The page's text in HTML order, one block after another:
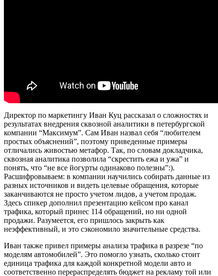
Директор по маркетингу Иван Куц рассказал о сложностях и
результатах внедрения сквозной аналитики в петербургской
компании “Максимум”. Сам Иван назвал себя “любителем
простых объяснений”, поэтому приведенные примеры
отличались живостью метафор. Так, по словам докладчика,
сквозная аналитика позволила “скрестить ежа и ужа” и
понять, что “не все йогурты одинаково полезны”:).
Расшифровываем: в компании научились собирать данные из
разных источников и видеть целевые обращения, которые
заканчиваются не просто учетом лидов, а учетом продаж.
Здесь спикер дополнил презентацию кейсом про канал
трафика, который принес 114 обращений, но ни одной
продажи. Разумеется, его пришлось закрыть как
неэффективный, и это сэкономило значительные средства.
Иван также привел примеры анализа трафика в разрезе “по
моделям автомобилей”. Это помогло узнать, сколько стоит
единица трафика для каждой конкретной модели авто и
соответственно перераспределять бюджет на рекламу той или